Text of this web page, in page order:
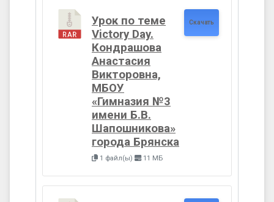
Урок по теме
Victory Day.
Кондрашова
Анастасия
Викторовна,
МБОУ
«Гимназия №3
имени Б.В.
Шапошникова»
города Брянска
1 файл(ы) 11 МБ
Скачать